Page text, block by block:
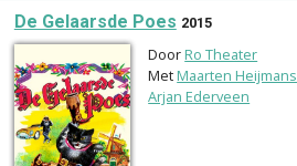
De Gelaarsde Poes 2015
DoorRo Theater
MetMaarten Heijmans
Arjan Ederveen